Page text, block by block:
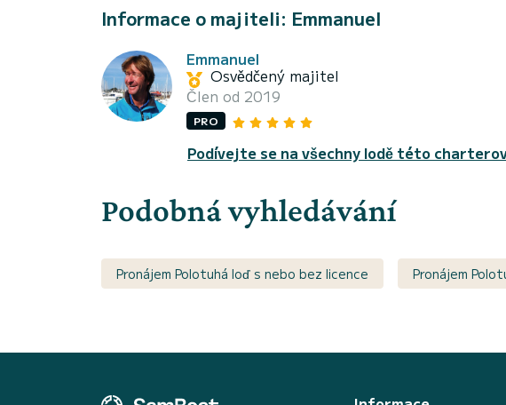
Informace o majiteli: Emmanuel
Emmanuel
Osvědčený majitel
Člen od 2019
PRO
Podívejte se na všechny lodě této
Podobná vyhledávání
Pronájem Polotuhá loď s nebo bez licence Pronájem